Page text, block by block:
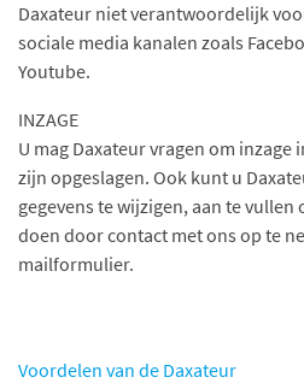
Daxateur​​​​​​​ niet verantwoordelijk
sociale media kanalen zoals
Youtube.
INZAGE
U mag Daxateur​​​​​​​ vragen om inzage
zijn opgeslagen. Ook kunt u
gegevens te wijzigen, aan te
doen door contact met ons op te
mailformulier.
Voordelen van de Daxateur